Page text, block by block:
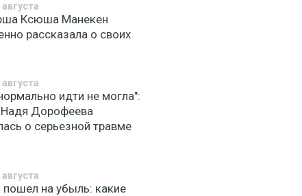
августа
Ксюша Манекен
рассказала о своих
августа
идти не могла":
Надя Дорофеева
о серьезной травме
августа
на убыль: какие